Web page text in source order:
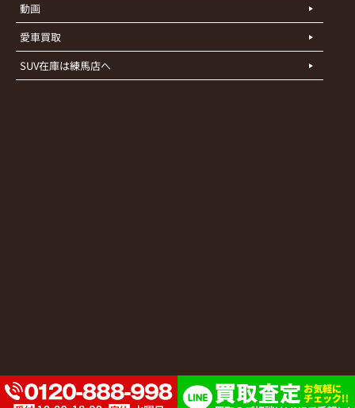
動画
愛車買取
SUV在庫は練馬店へ